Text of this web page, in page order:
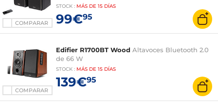
COMPARAR
STOCK : MÁS DE 15 DÍAS
99€95
COMPARAR
Edifier R1700BT Wood Altavoces Bluetooth 2.0
de 66 W
STOCK : MÁS DE 15 DÍAS
139€95